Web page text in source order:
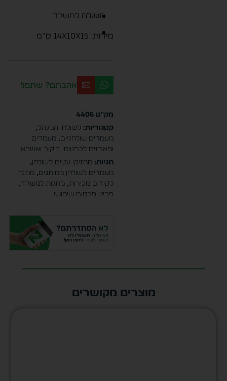
מושלם למשרד
מידות: 14x10x15 ס”מ
אהבתם? שתפו!
מק"ט 4406
קטגוריות: לשולחן המנהל,
מעמדים שולחניים, מעמדים
ומארזים לכרטיסי ביקור ואשראי
תגיות: מחזיקי עטים לשולחן,
מעמדים לשולחן ממותגים, מתנה
לקידום מכירות, מתנות למשרד,
פריט פרסום שימושי
מוצרים מקושרים